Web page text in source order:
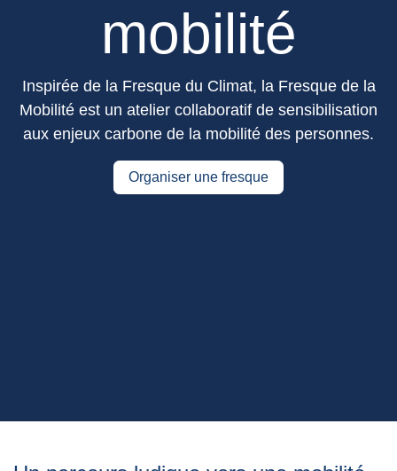
mobilité
Inspirée de la Fresque du Climat, la Fresque de la
Mobilité est un atelier collaboratif de sensibilisation
aux enjeux carbone de la mobilité des personnes.
Organiser une fresque